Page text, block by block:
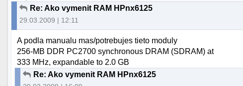
Re: Ako vymenit RAM HPnx6125
29.03.2009 | 12:11
A podla manualu mas/potrebujes tieto moduly
256-MB DDR PC2700 synchronous DRAM (SDRAM) at
333 MHz, expandable to 2.0 GB
Re: Ako vymenit RAM HPnx6125